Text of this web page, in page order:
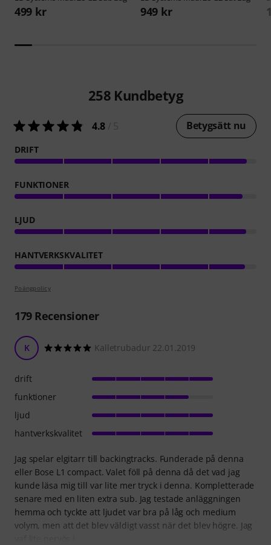
499 kr 949 kr
258 Kundbetyg
4.8 Betygsätt nu
DRIFT
FUNKTIONER
LJUD
HANTVERKSKVALITET
Poängpolicy
179Recensioner
K Kalletrubadur 22.01.2019
Jag spelar elgitarr till backingtracks. Funderade på denna
eller Bose L1 compact. Valet föll på denna då det vad jag
kunde läsa mig till var lite mer tryck i denna. Kompletterade
senare med en liten extra sub. Jag testade anläggningen
hemma och tyckte att ljudet var bra på låg och medium
volym, men att det blev väldigt vasst när det blev högre. Jag
drift
funktioner
ljud
hantverkskvalitet